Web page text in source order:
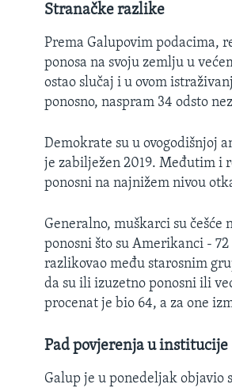
Stranačke razlike
Prema Galupovim podacima,
ponosa na svoju zemlju u
ostao slučaj i u ovom
ponosno, naspram 34 odsto
Demokrate su u ovogodišnjoj
je zabilježen 2019. Međutim i
ponosni na najnižem nivou
Generalno, muškarci su češće
ponosni što su Amerikanci -
razlikovao među starosnim
da su ili izuzetno ponosni ili
procenat je bio 64, a za one
Pad povjerenja u institucije
Galup je u ponedeljak objavio